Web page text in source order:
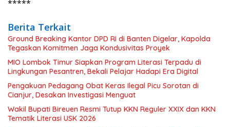
*****
Berita Terkait
Ground Breaking Kantor DPD RI di Banten Digelar, Kapolda
Tegaskan Komitmen Jaga Kondusivitas Proyek
MIO Lombok Timur Siapkan Program Literasi Terpadu di
Lingkungan Pesantren, Bekali Pelajar Hadapi Era Digital
Pengakuan Pedagang Obat Keras Ilegal Picu Sorotan di
Cianjur, Desakan Investigasi Menguat
Wakil Bupati Bireuen Resmi Tutup KKN Reguler XXIX dan KKN
Tematik Literasi USK 2026